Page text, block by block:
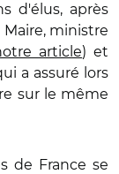
d'élus, après
ministre
article) et
a assuré lors
sur le même
de France se